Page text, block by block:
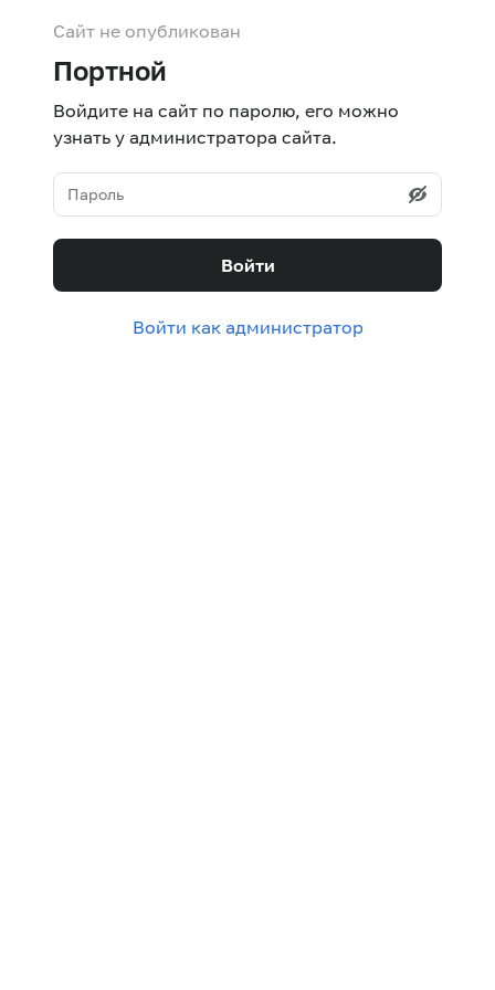
Сайт не опубликован
Портной
Войдите на сайт по паролю, его можно
узнать у администратора сайта.
Войти
Войти как администратор